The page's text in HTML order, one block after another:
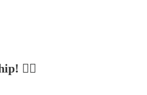
✍🏻